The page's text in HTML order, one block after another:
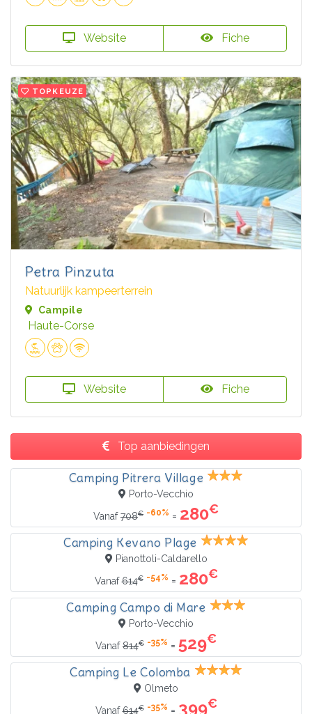
Website Fiche
TOPKEUZE
Petra Pinzuta
Natuurlijk kampeerterrein
Campile
Haute-Corse
Website Fiche
Top aanbiedingen
Camping Pitrera Village
Porto-Vecchio
Vanaf708€ -60% = 280€
Camping Kevano Plage
Pianottoli-Caldarello
Vanaf614€ -54% = 280€
Camping Campo di Mare
Porto-Vecchio
Vanaf814€ -35% = 529€
Camping Le Colomba
Olmeto
Vanaf614€ -35% = 399€